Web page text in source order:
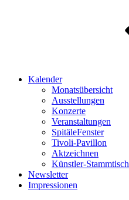
Kalender
Monatsübersicht
Ausstellungen
Konzerte
Veranstaltungen
SpitäleFenster
Tivoli-Pavillon
Aktzeichnen
Künstler-Stammtisch
Newsletter
Impressionen